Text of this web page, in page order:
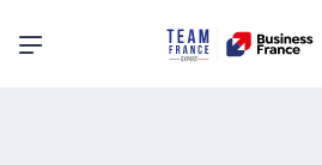
Menu principal